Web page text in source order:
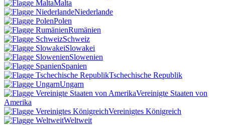
Malta
Niederlande
Polen
Rumänien
Schweiz
Slowakei
Slowenien
Spanien
Tschechische Republik
Ungarn
Vereinigte Staaten von
Amerika
Vereinigtes Königreich
Weltweit